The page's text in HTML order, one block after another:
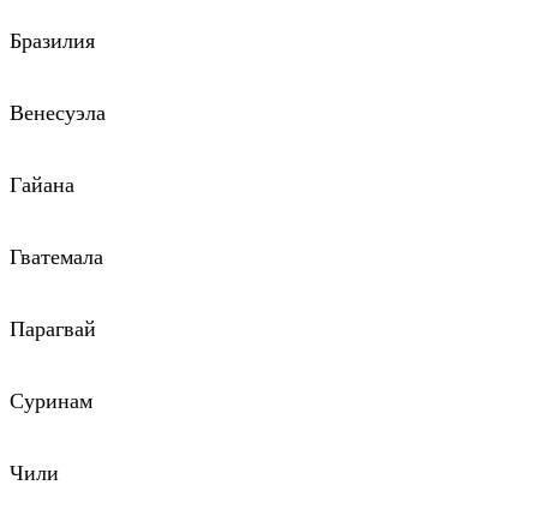
Бразилия
Венесуэла
Гайана
Гватемала
Парагвай
Суринам
Чили